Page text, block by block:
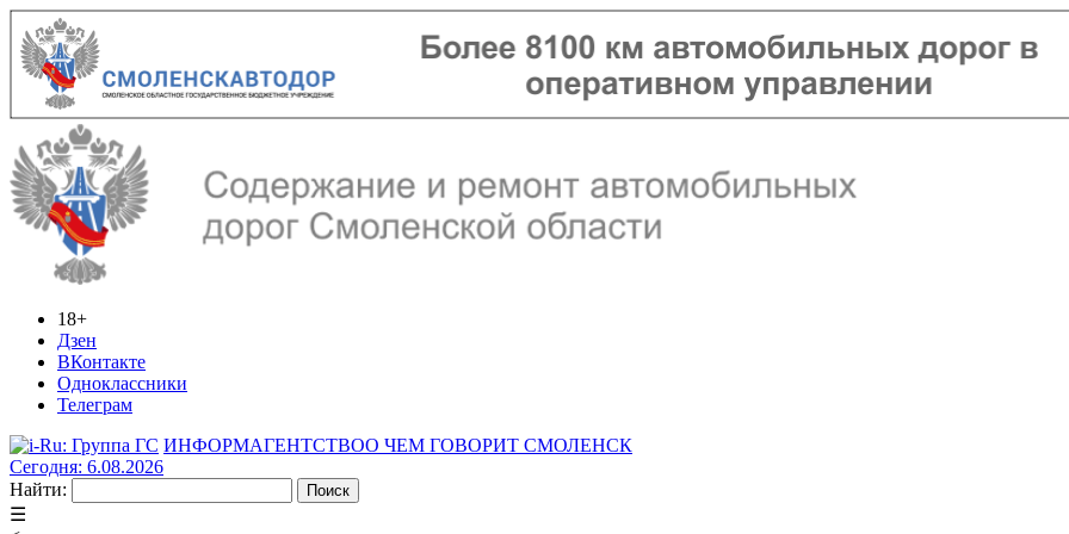
18+
Дзен
ВКонтакте
Одноклассники
Телеграм
ИНФОРМАГЕНТСТВОО ЧЕМ ГОВОРИТ СМОЛЕНСК
Сегодня: 6.08.2026
Найти:
☰